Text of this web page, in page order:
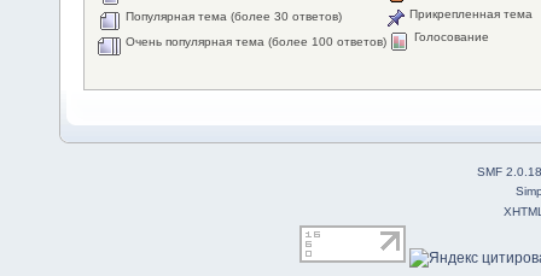
Популярная тема (более 30 ответов)
Очень популярная тема (более 100 ответов)
Прикрепленная тема
Голосование
SMF 2.0.18